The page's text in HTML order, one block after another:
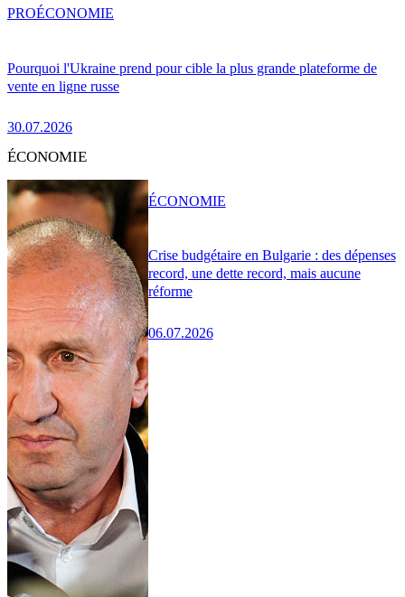
Pourquoi l'Ukraine prend pour cible la plus grande plateforme de
vente en ligne russe
30.07.2026
PROÉCONOMIE
ÉCONOMIE
Crise budgétaire en Bulgarie : des dépenses
record, une dette record, mais aucune
réforme
06.07.2026
ÉCONOMIE